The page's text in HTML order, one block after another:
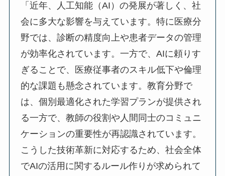
「近年、人工知能（AI）の発展が著しく、社
会に多大な影響を与えています。特に医療分
野では、診断の精度向上や患者データの管理
が効率化されています。一方で、AIに頼りす
ぎることで、医療従事者のスキル低下や倫理
的な課題も懸念されています。教育分野で
は、個別最適化された学習プランが提供され
る一方で、教師の役割や人間同士のコミュニ
ケーションの重要性が再認識されています。
こうした技術革新に対応するため、社会全体
でAIの活用に関するルール作りが求められて